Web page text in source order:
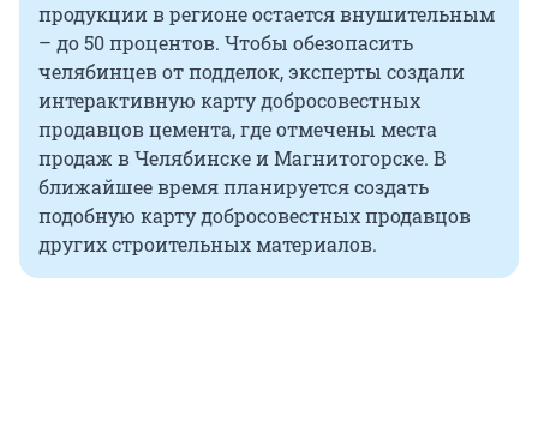
продукции в регионе остается внушительным
– до 50 процентов. Чтобы обезопасить
челябинцев от подделок, эксперты создали
интерактивную карту добросовестных
продавцов цемента, где отмечены места
продаж в Челябинске и Магнитогорске. В
ближайшее время планируется создать
подобную карту добросовестных продавцов
других строительных материалов.